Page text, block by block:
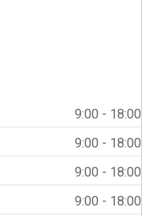
9:00 - 18:00
9:00 - 18:00
9:00 - 18:00
9:00 - 18:00